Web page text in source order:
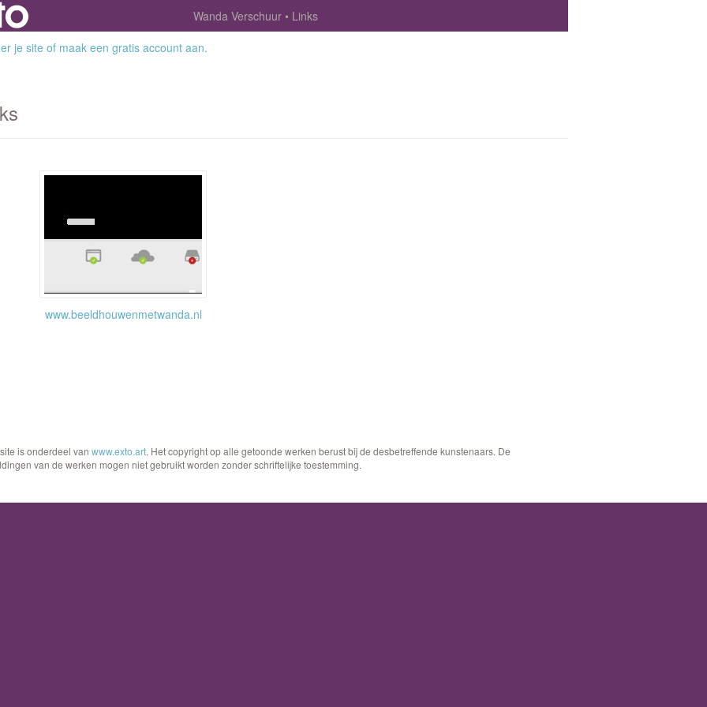
Wanda Verschuur
Links
je site of maak een gratis account aan.
www.beeldhouwenmetwanda.nl
is onderdeel van www.exto.art. Het copyright op alle getoonde werken berust bij de desbetreffende kunstenaars. De
van de werken mogen niet gebruikt worden zonder schriftelijke toestemming.